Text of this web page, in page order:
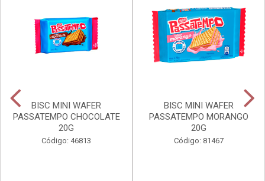
BISC MINI WAFER
PASSATEMPO CHOCOLATE
20G
Código: 46813
BISC MINI WAFER
PASSATEMPO MORANGO
20G
Código: 81467